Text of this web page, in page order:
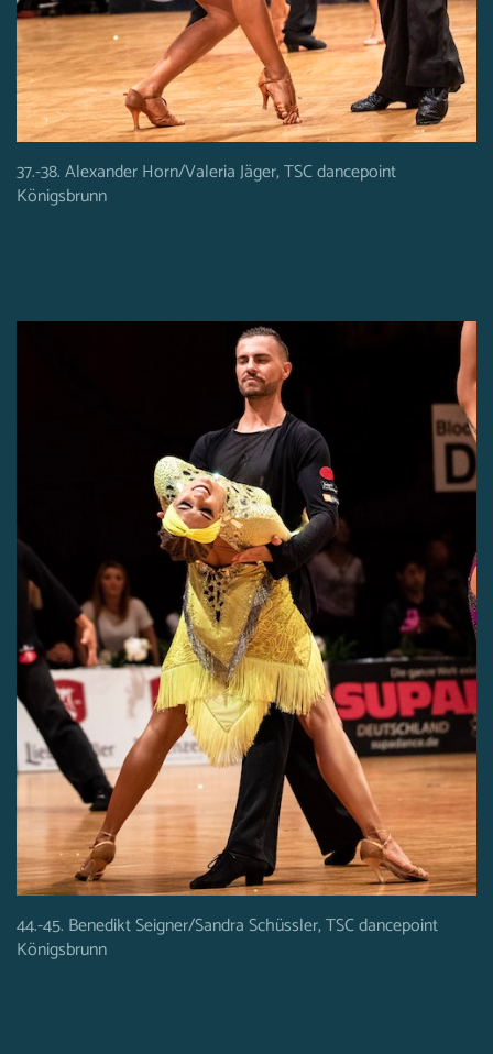
37.-38. Alexander Horn/Valeria Jäger, TSC dancepoint
Königsbrunn
44.-45. Benedikt Seigner/Sandra Schüssler, TSC dancepoint
Königsbrunn